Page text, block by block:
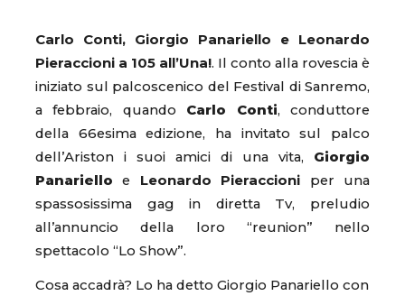
Carlo Conti, Giorgio Panariello e Leonardo
Pieraccioni a 105 all’Una!. Il conto alla rovescia è
iniziato sul palcoscenico del Festival di Sanremo,
a febbraio, quando Carlo Conti, conduttore
della 66esima edizione, ha invitato sul palco
dell’Ariston i suoi amici di una vita, Giorgio
Panariello e Leonardo Pieraccioni per una
spassosissima gag in diretta Tv, preludio
all’annuncio della loro “reunion” nello
spettacolo “Lo Show”.
Cosa accadrà? Lo ha detto Giorgio Panariello con